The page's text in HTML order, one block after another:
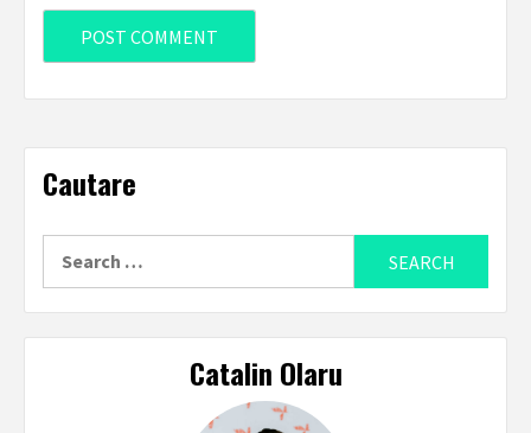
Cautare
Catalin Olaru